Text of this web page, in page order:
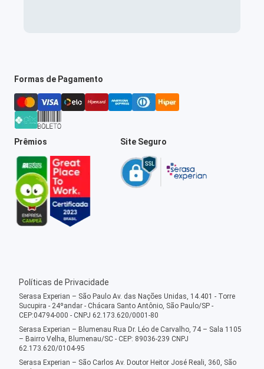
Formas de Pagamento
Prêmios Site Seguro
Políticas de Privacidade
Serasa Experian – São Paulo Av. das Nações Unidas, 14.401 - Torre
Sucupira - 24ºandar - Chácara Santo Antônio, São Paulo/SP -
CEP:04794-000 - CNPJ 62.173.620/0001-80
Serasa Experian – Blumenau Rua Dr. Léo de Carvalho, 74 – Sala 1105
– Bairro Velha, Blumenau/SC - CEP: 89036-239 CNPJ
62.173.620/0104-95
Serasa Experian – São Carlos Av. Doutor Heitor José Reali, 360, São